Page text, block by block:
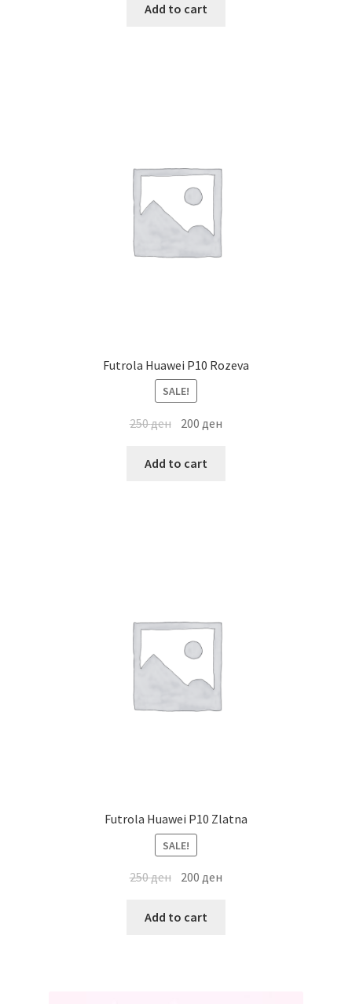
Add to cart
Futrola Huawei P10 Rozeva
SALE!
250ден 200 ден
Add to cart
Futrola Huawei P10 Zlatna
SALE!
250ден 200ден
Add to cart